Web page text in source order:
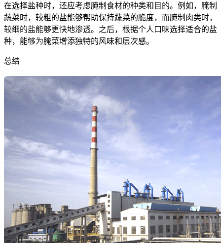
在选择盐种时，还应考虑腌制食材的种类和目的。例如，腌制
蔬菜时，较粗的盐能够帮助保持蔬菜的脆度，而腌制肉类时，
较细的盐能够更快地渗透。之后，根据个人口味选择适合的盐
种，能够为腌菜增添独特的风味和层次感。
总结